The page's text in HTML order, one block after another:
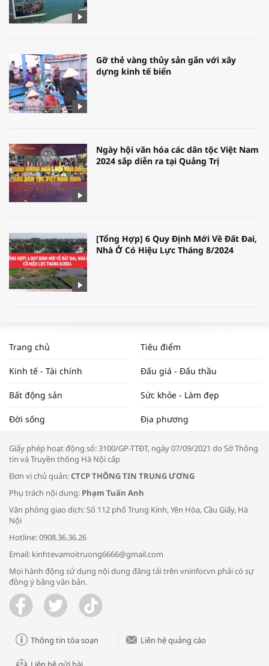
Gỡ thẻ vàng thủy sản gắn với xây
dựng kinh tế biển
Ngày hội văn hóa các dân tộc Việt Nam
2024 sắp diễn ra tại Quảng Trị
[Tổng Hợp] 6 Quy Định Mới Về Đất Đai,
Nhà Ở Có Hiệu Lực Tháng 8/2024
ĐẬP THỊ TRƯỜNG #62
Tọa đàm “Xúc tiến thương mại: Khơi
Bác sĩ tư vấn cách phòng tránh bệnh
đường hô hấp trong thời tiết giao mùa
Trao yêu thương cho em
Trang chủ Tiêu điểm
Kinh tế - Tài chính Đấu giá - Đấu thầu
Bất động sản Sức khỏe - Làm đẹp
Đời sống Địa phương
Giấy phép hoạt động số: 3100/GP-TTĐT, ngày 07/09/2021 do Sở Thông
tin và Truyền thông Hà Nội cấp
Đơn vị chủ quản:CTCP THÔNG TIN TRUNG ƯƠNG
Phụ trách nội dung: Phạm Tuấn Anh
Văn phòng giao dịch: Số 112 phố Trung Kính, Yên Hòa, Cầu Giấy, Hà
Nội
Hotline: 0908.36.36.26
Email: kinhtevamoitruong6666@gmail.com
Mọi hành động sử dụng nội dung đăng tải trên vninfor.vn phải có sự
đồng ý bằng văn bản.
Thông tin tòa soạn Liên hệ quảng cáo